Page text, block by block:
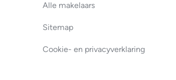
Alle makelaars
Sitemap
Cookie- en privacyverklaring